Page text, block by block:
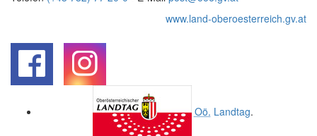
www.land-oberoesterreich.gv.at
Oö. Landtag.